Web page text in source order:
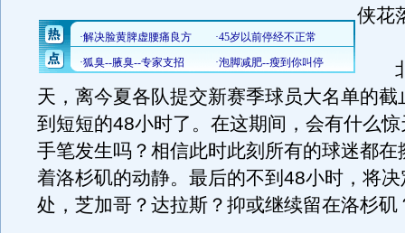
侠花
北
天，离今夏各队提交新赛季球员大名单的截
到短短的48小时了。在这期间，会有什么
手笔发生吗？相信此时此刻所有的球迷都在
着洛杉矶的动静。最后的不到48小时，将
处，芝加哥？达拉斯？抑或继续留在洛杉矶